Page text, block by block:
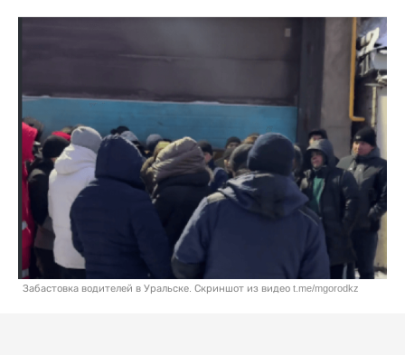
Забастовка водителей в Уральске. Скриншот из видео t.me/mgorodkz